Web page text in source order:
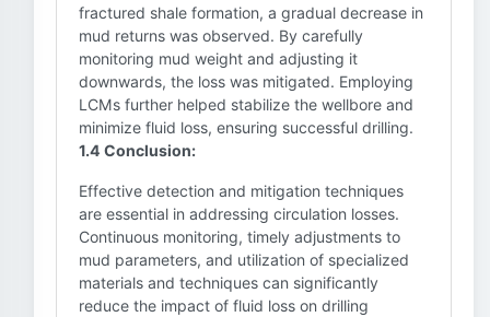
fractured shale formation, a gradual decrease in
mud returns was observed. By carefully
monitoring mud weight and adjusting it
downwards, the loss was mitigated. Employing
LCMs further helped stabilize the wellbore and
minimize fluid loss, ensuring successful drilling.
1.4 Conclusion:
Effective detection and mitigation techniques
are essential in addressing circulation losses.
Continuous monitoring, timely adjustments to
mud parameters, and utilization of specialized
materials and techniques can significantly
reduce the impact of fluid loss on drilling